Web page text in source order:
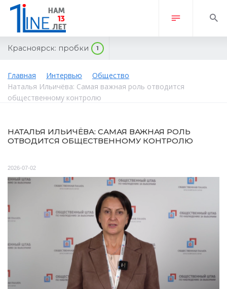
Красноярск: пробки 1
Главная Интервью
Общество
Наталья Ильичёва: Самая важная роль отводится
общественному контролю
НАТАЛЬЯ ИЛЬИЧЁВА: САМАЯ ВАЖНАЯ РОЛЬ
ОТВОДИТСЯ ОБЩЕСТВЕННОМУ КОНТРОЛЮ
2026-07-02